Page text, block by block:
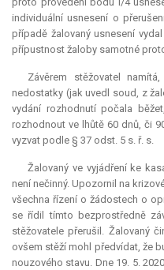
individuální usnesení o
případě žalovaný usnesení
přípustnost žaloby samotné
Závěrem stěžovatel
nedostatky (jak uvedl soud, z
vydání rozhodnutí počala
rozhodnout ve lhůtě 60 dnů, či
vyzvat podle § 37 odst. 5 s. ř. s.
Žalovaný ve vyjádření ke
není nečinný. Upozornil na
všechna řízení o žádostech o
se řídil tímto bezprostředně
stěžovatele přerušil. Žalovaný
ovšem stěží mohl předvídat, že
nouzového stavu. Dne 19. 5.